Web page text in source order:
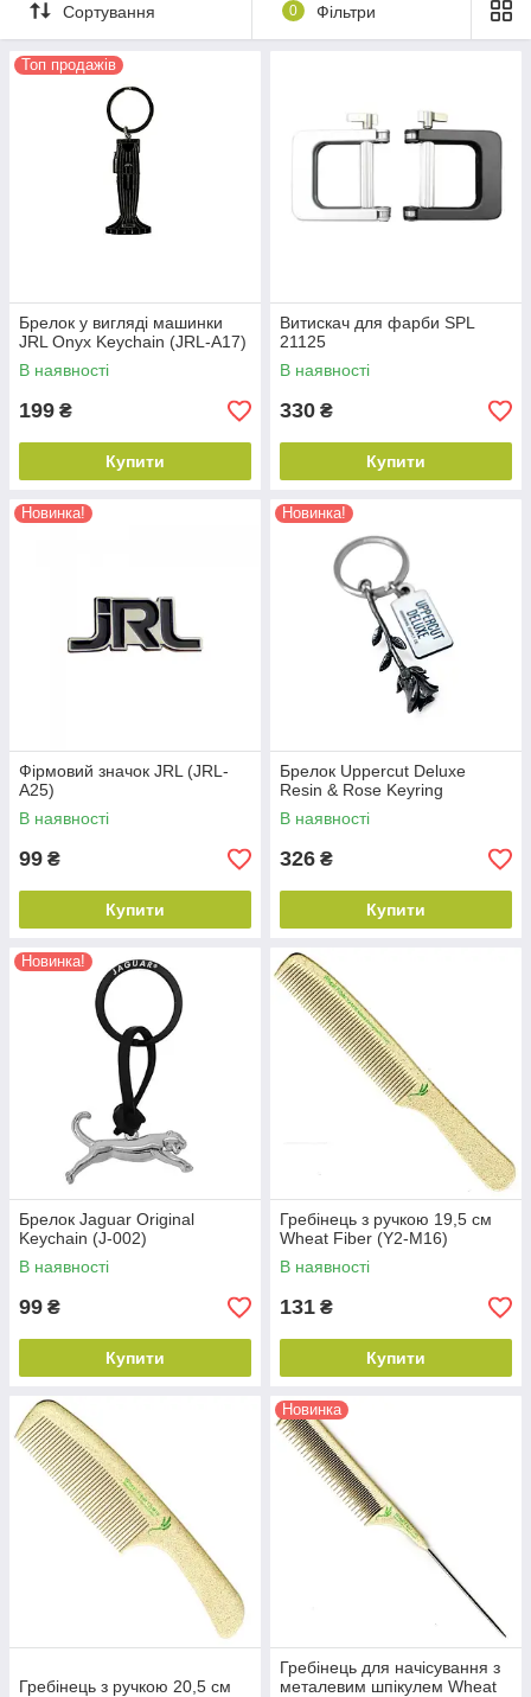
Сортування 0 Фільтри
Топ продажів
Брелок у вигляді машинки
JRL Onyx Keychain (JRL-A17)
В наявності
199 ₴
Купити
Витискач для фарби SPL
21125
В наявності
330 ₴
Купити
Новинка!
Фірмовий значок JRL (JRL-
A25)
В наявності
99 ₴
Купити
Новинка!
Брелок Uppercut Deluxe
Resin & Rose Keyring
В наявності
326 ₴
Купити
Новинка!
Брелок Jaguar Original
Keychain (J-002)
В наявності
99 ₴
Купити
Гребінець з ручкою 19,5 см
Wheat Fiber (Y2-M16)
В наявності
131 ₴
Купити
Гребінець з ручкою 20,5 см
Новинка
Гребінець для начісування з
металевим шпікулем Wheat